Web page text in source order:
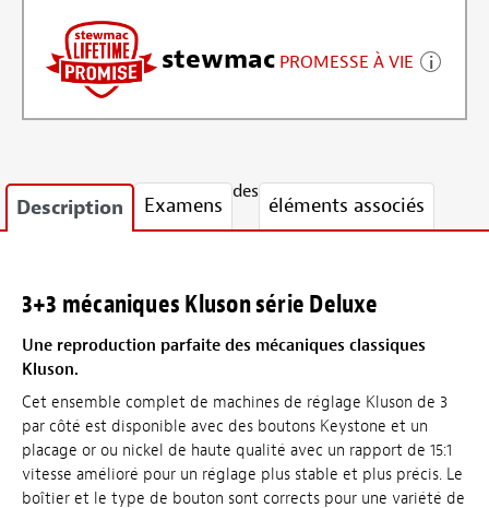
stewmac PROMESSE À VIE
Description Examens
des
éléments associés
3+3 mécaniques Kluson série Deluxe
Une reproduction parfaite des mécaniques classiques
Kluson.
Cet ensemble complet de machines de réglage Kluson de 3
par côté est disponible avec des boutons Keystone et un
placage or ou nickel de haute qualité avec un rapport de 15:1
vitesse amélioré pour un réglage plus stable et plus précis. Le
boîtier et le type de bouton sont corrects pour une variété de